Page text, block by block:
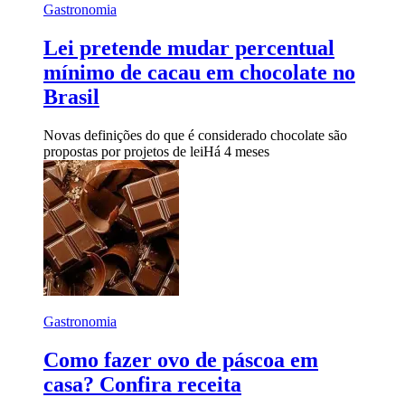
Gastronomia
Lei pretende mudar percentual
mínimo de cacau em chocolate no
Brasil
Novas definições do que é considerado chocolate são
propostas por projetos de leiHá 4 meses
Gastronomia
Como fazer ovo de páscoa em
casa? Confira receita